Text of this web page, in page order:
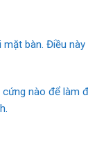
bàn. Điều này
nào để làm